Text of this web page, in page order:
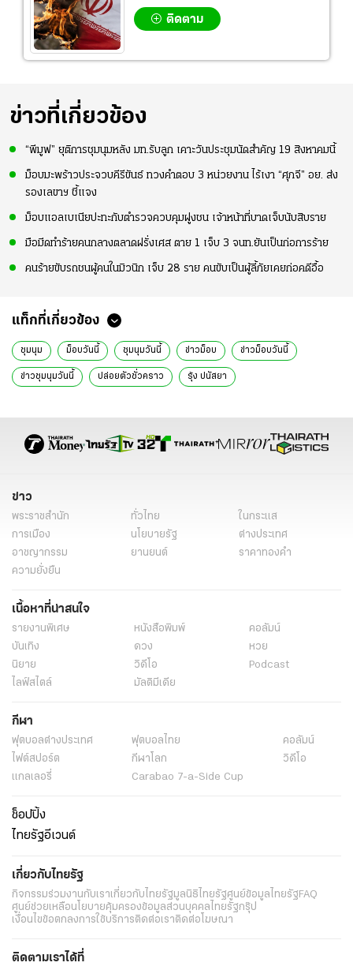
ติดตาม
ข่าวที่เกี่ยวข้อง
“พีมูฟ” ยุติการชุมนุมหลัง มท.รับลูก เคาะวันประชุมนัดสำคัญ 19 สิงหาคมนี้
ม็อบมะพร้าวประจวบคีรีขันธ์ ทวงคำตอบ 3 หน่วยงาน ไร้เงา “ศุภจี” อย. ส่ง
รองเลขาฯ ชี้แจง
ม็อบแอลเบเนียปะทะกับตำรวจควบคุมฝูงชน เจ้าหน้าที่บาดเจ็บนับสิบราย
มือมีดทำร้ายคนกลางตลาดฝรั่งเศส ตาย 1 เจ็บ 3 จนท.ยันเป็นก่อการร้าย
คนร้ายขับรถชนผู้คนในมิวนิก เจ็บ 28 ราย คนขับเป็นผู้ลี้ภัยเคยก่อคดีอื้อ
แท็กที่เกี่ยวข้อง
ชุมนุม ม็อบวันนี้ ชุมนุมวันนี้ ข่าวม็อบ ข่าวม็อบวันนี้
ข่าวชุมนุมวันนี้ ปล่อยตัวชั่วคราว รุ้ง ปนัสยา
ข่าว
พระราชสำนัก ทั่วไทย
ในกระแส
การเมือง
นโยบายรัฐ
ต่างประเทศ
อาชญากรรม
ยานยนต์
ราคาทองคำ
ความยั่งยืน
เนื้อหาที่น่าสนใจ
รายงานพิเศษ หนังสือพิมพ์
คอลัมน์
บันเทิง
ดวง
หวย
นิยาย
วิดีโอ
Podcast
ไลฟ์สไตล์
มัลติมีเดีย
กีฬา
ฟุตบอลต่่างประเทศ ฟุตบอลไทย
คอลัมน์
ไฟต์สปอร์ต
กีฬาโลก
วิดีโอ
แกลเลอรี่
Carabao 7-a-Side Cup
ช็อปปิ้ง
ไทยรัฐอีเวนต์
เกี่ยวกับไทยรัฐ
กิจกรรมร่วมงานกับเราเกี่ยวกับไทยรัฐมูลนิธิไทยรัฐศูนย์ข้อมูลไทยรัฐFAQ
ศูนย์ช่วยเหลือนโยบายคุ้มครองข้อมูลส่วนบุคคลไทยรัฐกรุ๊ป
เงื่อนไขข้อตกลงการใช้บริการติดต่อเราติดต่อโฆษณา
ติดตามเราได้ที่